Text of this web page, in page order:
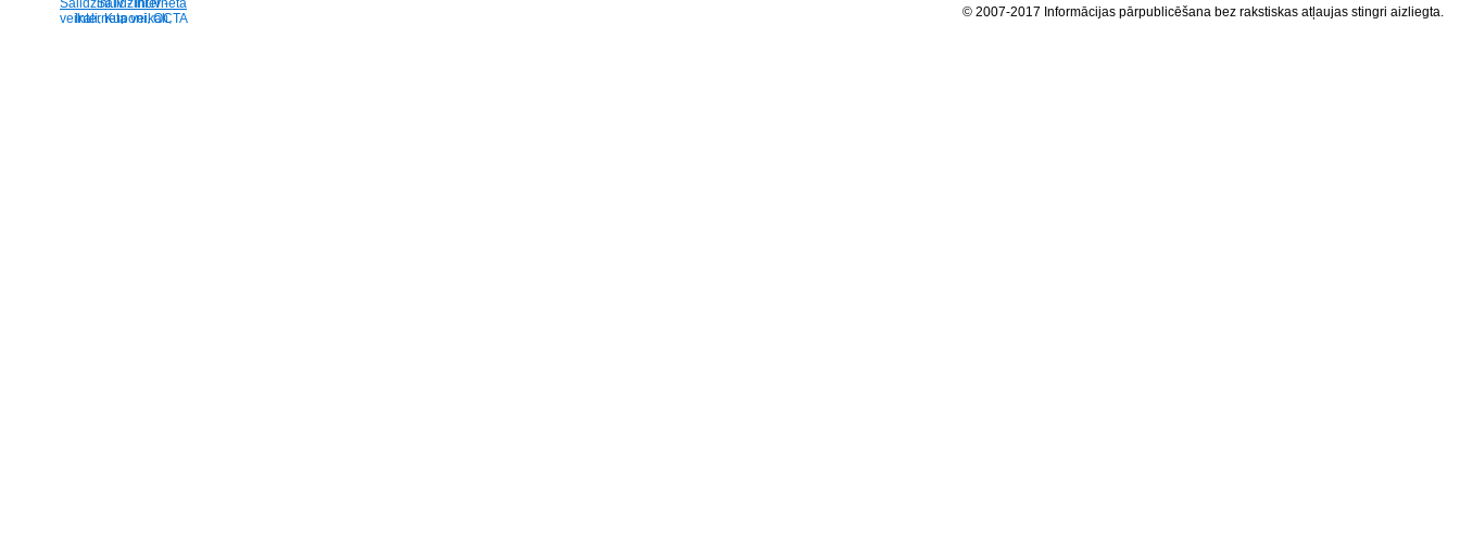
Salidzini.lv - Interneta
veikali, Kuponi, OCTA
© 2007-2017 Informācijas pārpublicēšana bez rakstiskas atļaujas stingri aizliegta.